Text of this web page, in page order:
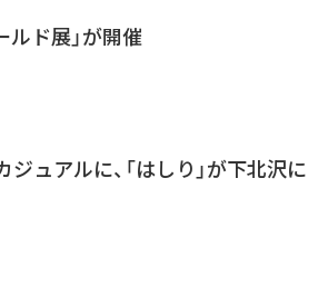
ルド展」が開催
ュアルに、「はしり」が下北沢に